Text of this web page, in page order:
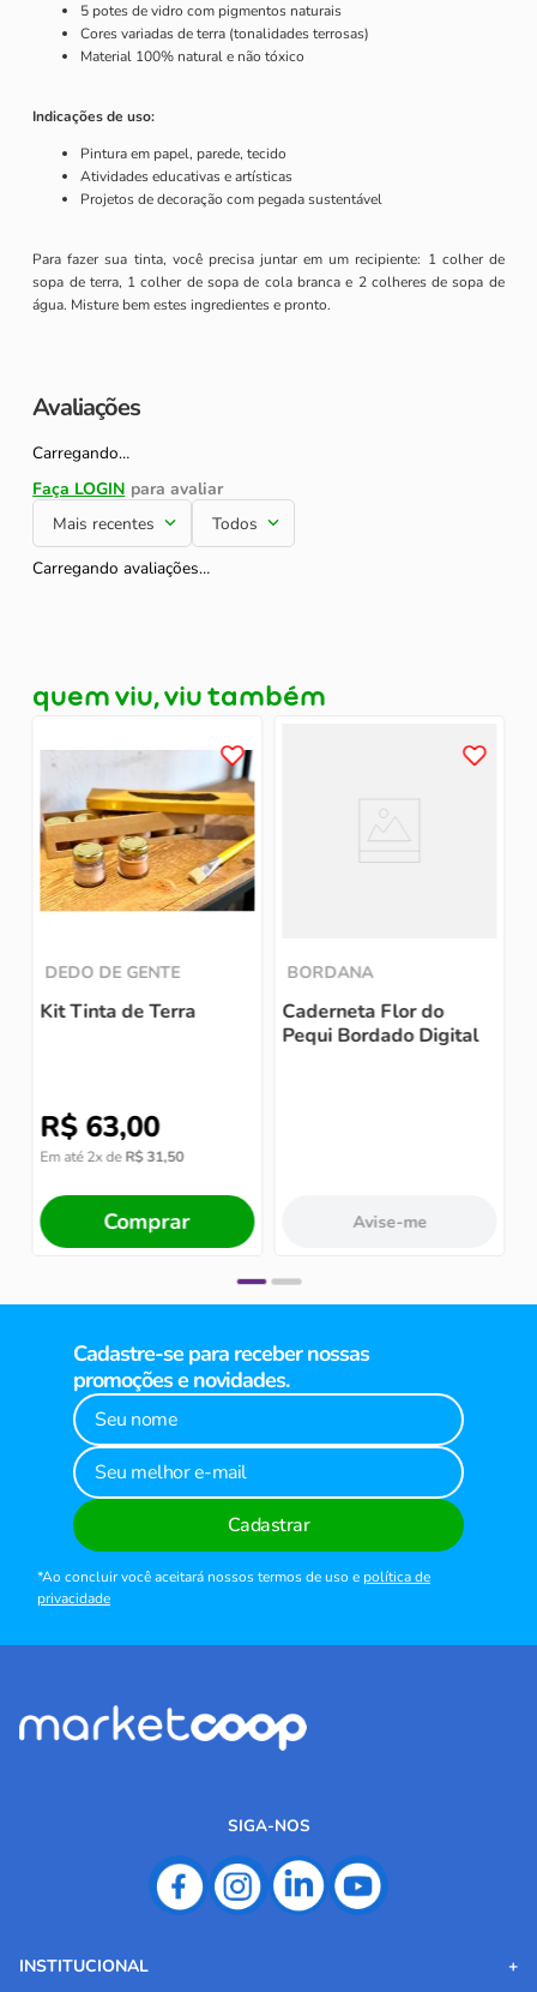
5 potes de vidro com pigmentos naturais
Cores variadas de terra (tonalidades terrosas)
Material 100% natural e não tóxico
Indicações de uso:
Pintura em papel, parede, tecido
Atividades educativas e artísticas
Projetos de decoração com pegada sustentável
Para fazer sua tinta, você precisa juntar em um recipiente: 1 colher de
sopa de terra, 1 colher de sopa de cola branca e 2 colheres de sopa de
água. Misture bem estes ingredientes e pronto.
Avaliações
Carregando…
Mais recentes
Todos
Carregando avaliações…
quem viu, viu também
DEDO DE GENTE
Kit Tinta de Terra
R$ 63,00
Em até2x deR$ 31,50
Comprar
BORDANA
Caderneta Flor do
Pequi Bordado Digital
Avise-me
Cadastre-se para receber nossas
promoções e novidades.
Cadastrar
*Ao concluir você aceitará nossos termos de uso epolítica de
privacidade
SIGA-NOS
INSTITUCIONAL +